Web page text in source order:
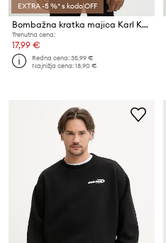
EXTRA -5 %* s kodo OFF
Bombažna kratka majica Karl Kani
Trenutna cena:
17,99 €
Redna cena:35,99 €
Najnižja cena:18,90 €